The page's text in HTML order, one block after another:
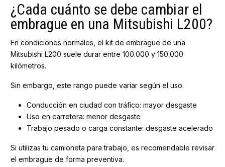
¿Cada cuánto se debe cambiar el
embrague en una Mitsubishi L200?
En condiciones normales, el kit de embrague de una
Mitsubishi L200 suele durar entre 100.000 y 150.000
kilómetros.
Sin embargo, este rango puede variar según el uso:
Conducción en ciudad con tráfico: mayor desgaste
Uso en carretera: menor desgaste
Trabajo pesado o carga constante: desgaste acelerado
Si utilizas tu camioneta para trabajo, es recomendable revisar
el embrague de forma preventiva.